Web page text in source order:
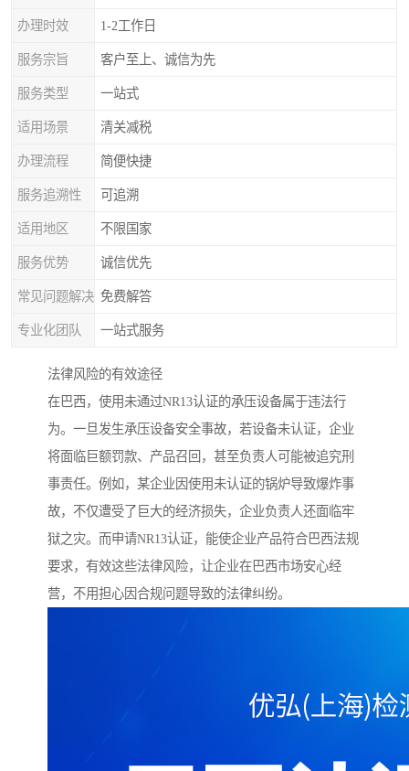
办理时效 1-2工作日
服务宗旨 客户至上、诚信为先
服务类型 一站式
适用场景 清关减税
办理流程 简便快捷
服务追溯性 可追溯
适用地区 不限国家
服务优势 诚信优先
常见问题解决 免费解答
专业化团队 一站式服务
法律风险的有效途径
在巴西，使用未通过NR13认证的承压设备属于违法行
为。一旦发生承压设备安全事故，若设备未认证，企业
将面临巨额罚款、产品召回，甚至负责人可能被追究刑
事责任。例如，某企业因使用未认证的锅炉导致爆炸事
故，不仅遭受了巨大的经济损失，企业负责人还面临牢
狱之灾。而申请NR13认证，能使企业产品符合巴西法规
要求，有效这些法律风险，让企业在巴西市场安心经
营，不用担心因合规问题导致的法律纠纷。